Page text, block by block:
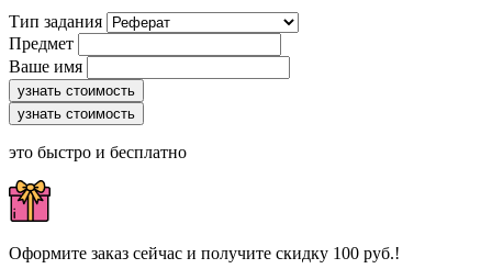
Тип задания
Предмет
Ваше имя
узнать стоимость
узнать стоимость
это быстро и бесплатно
Оформите заказ сейчас и получите скидку 100 руб.!